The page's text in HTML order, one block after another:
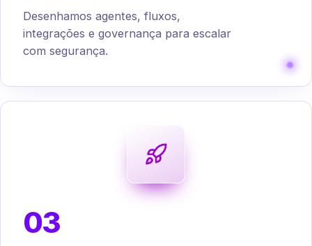
Desenhamos agentes, fluxos,
integrações e governança para escalar
com segurança.
03